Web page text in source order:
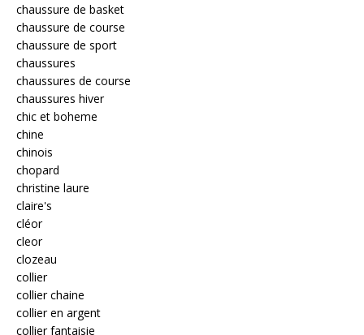
chaussure de basket
chaussure de course
chaussure de sport
chaussures
chaussures de course
chaussures hiver
chic et boheme
chine
chinois
chopard
christine laure
claire's
cléor
cleor
clozeau
collier
collier chaine
collier en argent
collier fantaisie